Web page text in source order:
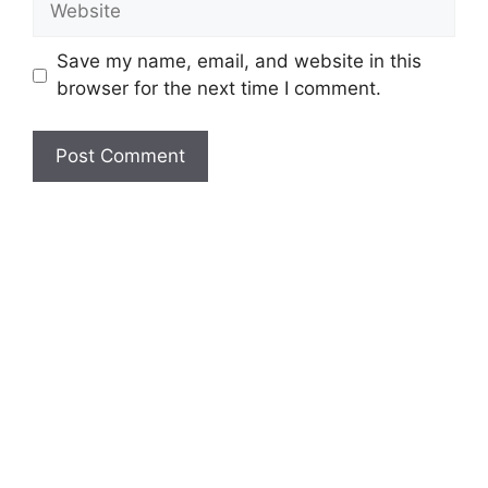
Save my name, email, and website in this
browser for the next time I comment.